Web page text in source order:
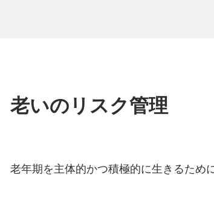
老いのリスク管理
老年期を主体的かつ積極的に生きるため